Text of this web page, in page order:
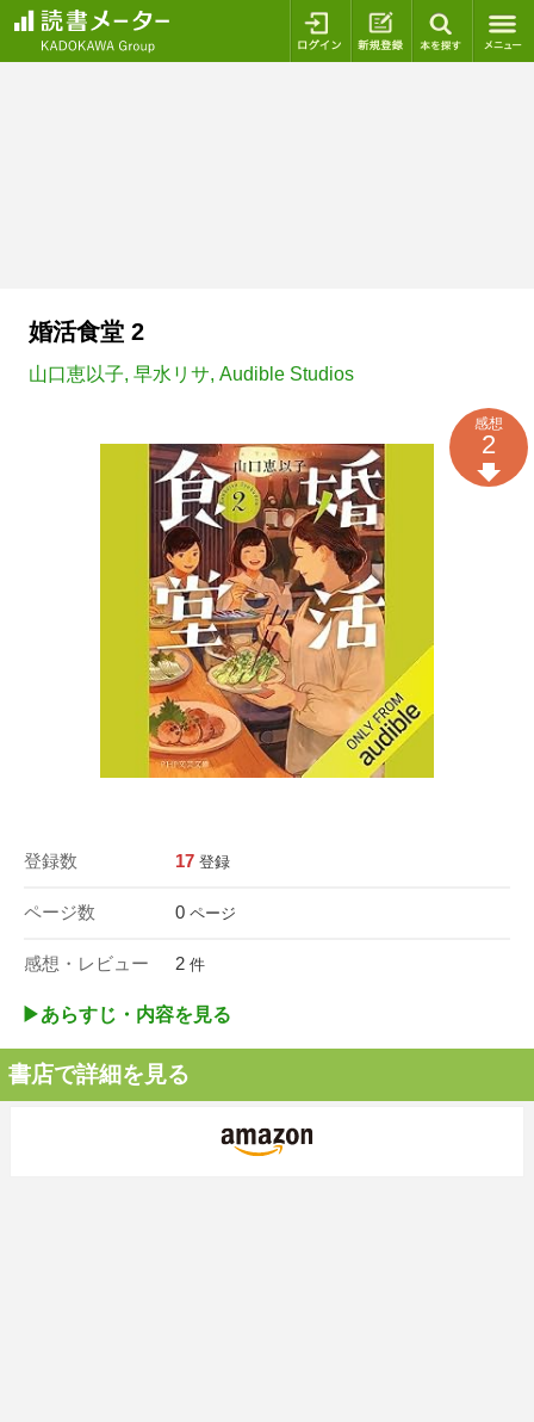
ログイン 新規登録
婚活食堂 2
山口恵以子, 早水リサ, Audible Studios
登録数 17 登録
ページ数 0 ページ
感想・レビュー 2 件
感想
2
▶︎あらすじ・内容を見る
書店で詳細を見る